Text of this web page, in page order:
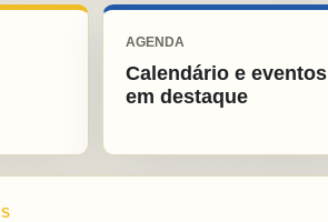
AGENDA
Calendário e eventos
em destaque